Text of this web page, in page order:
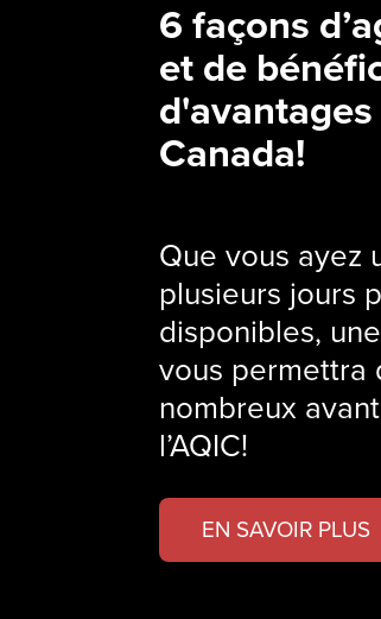
6 façons
et de
Canada!
Que vous ayez
plusieurs jours
disponibles,
vous permettra
nombreux
l’AQIC!
EN SAVOIR PLUS